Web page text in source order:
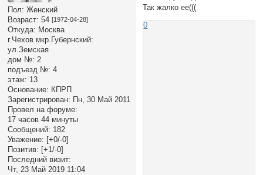
Пол: Женский
Возраст: 54 [1972-04-28]
Откуда: Москва
г.Чехов мкр.Губернский:
ул.Земская
дом №: 2
подъезд №: 4
этаж: 13
Основание: КПРП
Зарегистрирован: Пн, 30 Май 2011
Провел на форуме:
17 часов 44 минуты
Сообщений: 182
Уважение: [+0/-0]
Позитив: [+1/-0]
Последний визит:
Чт, 23 Май 2019 11:04
Так жалко ее(((
0